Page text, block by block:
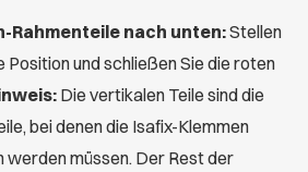
Rahmenteile nach unten:Stellen
Position und schließen Sie die roten
Die vertikalen Teile sind die
bei denen die Isafix-Klemmen
müssen. Der Rest der